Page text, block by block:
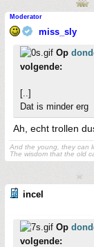
Moderator
miss_sly
Op
volgende:
[..]
Dat is minder erg
Ah, echt trollen
And the young, they can
The wisdom that the old
incel
Op
volgende: